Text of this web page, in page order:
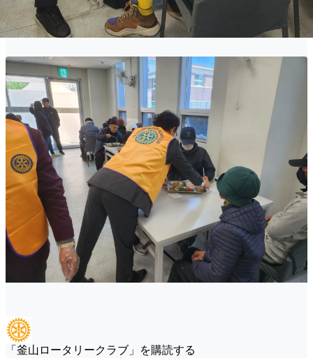
「釜山ロータリークラブ」を購読する